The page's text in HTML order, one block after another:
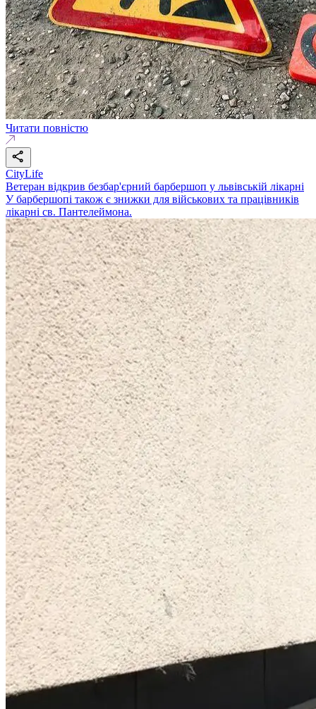
Читати повністю
CityLife
Ветеран відкрив безбар'єрний барбершоп у львівській лікарні
У барбершопі також є знижки для військових та працівників
лікарні св. Пантелеймона.